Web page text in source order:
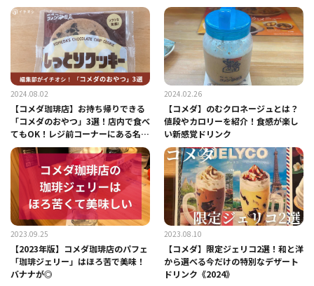
2024.08.02
【コメダ珈琲店】お持ち帰りできる
「コメダのおやつ」3選！店内で食べ
てもOK！レジ前コーナーにある名品
をご紹介
2024.02.26
【コメダ】のむクロネージュとは？
値段やカロリーを紹介！食感が楽し
い新感覚ドリンク
2023.09.25
【2023年版】コメダ珈琲店のパフェ
「珈琲ジェリー」はほろ苦で美味！
バナナが◎
2023.08.10
【コメダ】限定ジェリコ2選！和と洋
から選べる今だけの特別なデザート
ドリンク《2024》